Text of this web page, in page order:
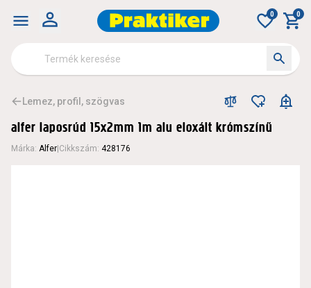
0 0
Lemez, profil, szögvas
alfer laposrúd 15x2mm 1m alu eloxált krómszínű
Márka: Alfer Cikkszám: 428176